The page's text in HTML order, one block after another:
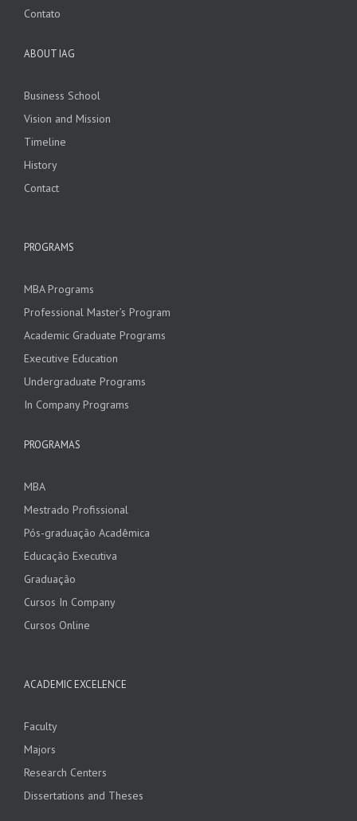
Contato
ABOUT IAG
Business School
Vision and Mission
Timeline
History
Contact
PROGRAMS
MBA Programs
Professional Master’s Program
Academic Graduate Programs
Executive Education
Undergraduate Programs
In Company Programs
PROGRAMAS
MBA
Mestrado Profissional
Pós-graduação Acadêmica
Educação Executiva
Graduação
Cursos In Company
Cursos Online
ACADEMIC EXCELENCE
Faculty
Majors
Research Centers
Dissertations and Theses